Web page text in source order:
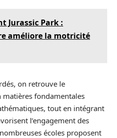
Jurassic Park :
améliore la motricité
on retrouve le
matières fondamentales
tout en intégrant
l’engagement des
écoles proposent